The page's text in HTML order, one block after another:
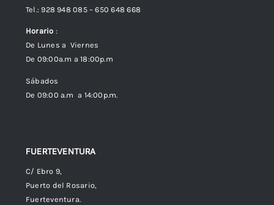
Tel.: 928 948 085 – 650 648 668
Horario :
De Lunes a Viernes
De 09:00a.m a 18:00p.m
Sábados
De 09:00 a.m a 14:00p.m.
FUERTEVENTURA
C/ Ebro 9,
Puerto del Rosario,
Fuerteventura.
Política de Privacidad